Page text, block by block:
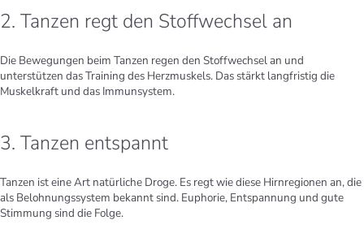
2. Tanzen regt den Stoffwechsel an
Die Bewegungen beim Tanzen regen den Stoffwechsel an und
unterstützen das Training des Herzmuskels. Das stärkt langfristig die
Muskelkraft und das Immunsystem.
3. Tanzen entspannt
Tanzen ist eine Art natürliche Droge. Es regt wie diese Hirnregionen an, die
als Belohnungssystem bekannt sind. Euphorie, Entspannung und gute
Stimmung sind die Folge.